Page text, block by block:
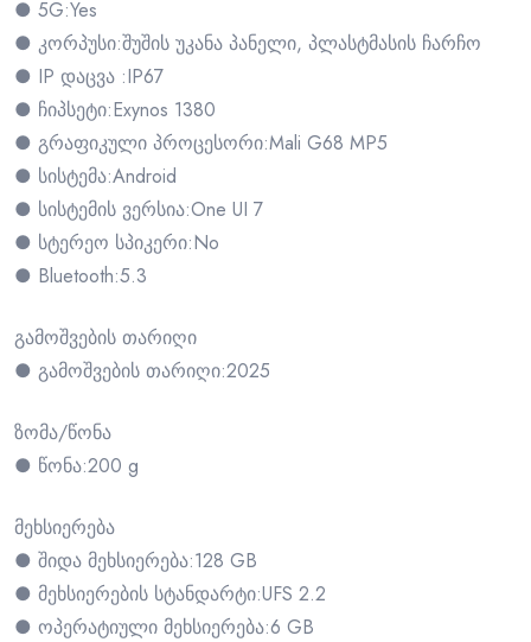
● 5G:Yes
● კორპუსი:შუშის უკანა პანელი, პლასტმასის ჩარჩო
● IP დაცვა :IP67
● ჩიპსეტი:Exynos 1380
● გრაფიკული პროცესორი:Mali G68 MP5
● სისტემა:Android
● სისტემის ვერსია:One UI 7
● სტერეო სპიკერი:No
● Bluetooth:5.3
გამოშვების თარიღი
● გამოშვების თარიღი:2025
ზომა/წონა
● წონა:200 g
მეხსიერება
● შიდა მეხსიერება:128 GB
● მეხსიერების სტანდარტი:UFS 2.2
● ოპერატიული მეხსიერება:6 GB